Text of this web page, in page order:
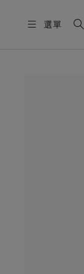
選單